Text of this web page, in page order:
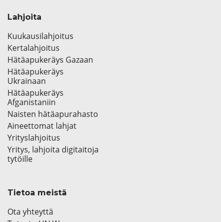
Lahjoita
Kuukausilahjoitus
Kertalahjoitus
Hätäapukeräys Gazaan
Hätäapukeräys
Ukrainaan
Hätäapukeräys
Afganistaniin
Naisten hätäapurahasto
Aineettomat lahjat
Yrityslahjoitus
Yritys, lahjoita digitaitoja
tytöille
Tietoa meistä
Ota yhteyttä